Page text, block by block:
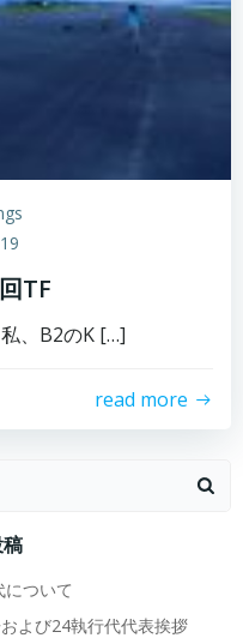
TF
、B2のK […]
read more
について
よび24執行代代表挨拶